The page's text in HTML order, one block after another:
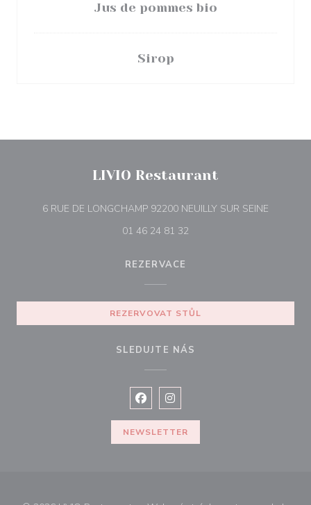
Jus de pommes bio
Sirop
LIVIO Restaurant
6 RUE DE LONGCHAMP 92200 NEUILLY SUR SEINE
01 46 24 81 32
REZERVACE
REZERVOVAT STŮL
SLEDUJTE NÁS
Facebook ((otevře se v novém
Instagram ((otevře se v
NEWSLETTER